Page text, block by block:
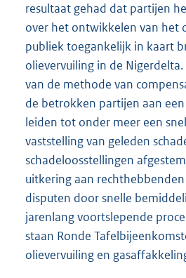
resultaat gehad dat partijen
over het ontwikkelen van het
publiek toegankelijk in kaart
olievervuiling in de
van de methode van
de betrokken partijen aan
leiden tot onder meer een
vaststelling van geleden
schadeloosstellingen
uitkering aan
disputen door snelle
jarenlang voortslepende
staan Ronde
olievervuiling en